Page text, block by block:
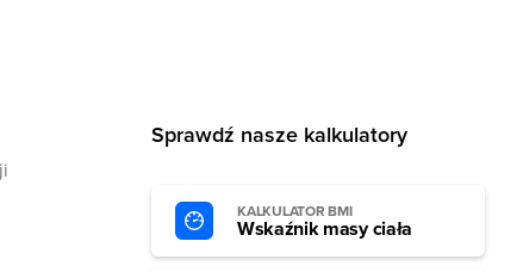
Sprawdź nasze kalkulatory
KALKULATOR BMI
Wskaźnik masy ciała